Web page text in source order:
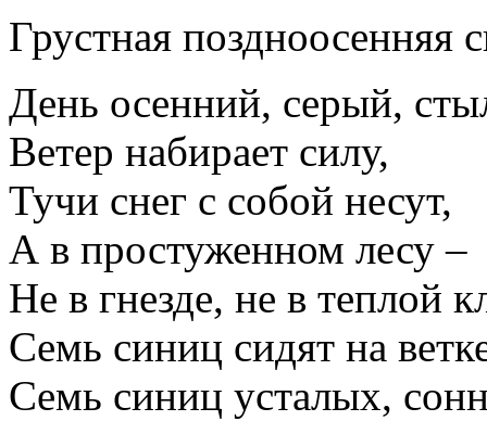
Грустная поздноосенняя
День осенний, серый,
Ветер набирает силу,
Тучи снег с собой несут,
А в простуженном лесу –
Не в гнезде, не в теплой
Семь синиц сидят на
Семь синиц усталых,